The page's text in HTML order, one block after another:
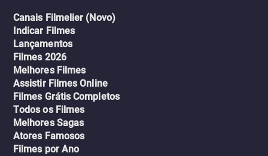
Canais Filmelier (Novo)
Indicar Filmes
Lançamentos
Filmes 2026
Melhores Filmes
Assistir Filmes Online
Filmes Grátis Completos
Todos os Filmes
Melhores Sagas
Atores Famosos
Filmes por Ano